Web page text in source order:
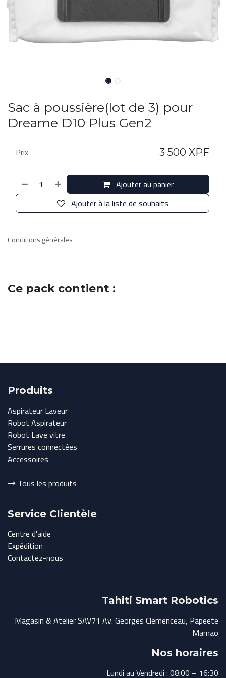
Sac à poussière(lot de 3) pour
Dreame D10 Plus Gen2
Ajouter au panier
Ajouter à la liste de souhaits
Prix 3 500 XPF
Conditions générales
Ce pack contient :
Produits
Aspirateur Laveur
Robot Aspirateur
Robot Lave vitre
Serrures connectées
Accessoires
Tous les produits
Service Clientèle
Centre d'aide
Expédition
Contactez-nous
Tahiti Smart Robotics
Magasin & Atelier SAV71 Av. Georges Clemenceau, Papeete
Mamao
Nos horaires
Lundi au Vendredi : 08:00 – 16:30